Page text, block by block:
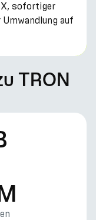
sofortiger
auf
TRON